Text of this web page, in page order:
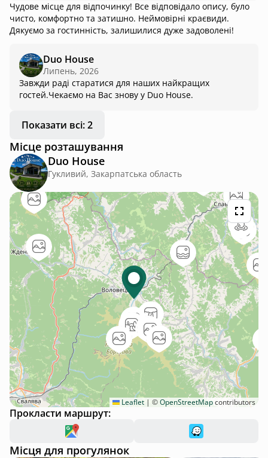
Чудове місце для відпочинку! Все відповідало опису, було
чисто, комфортно та затишно. Неймовірні краєвиди.
Дякуємо за гостинність, залишилися дуже задоволені!
Duo House
Липень, 2026
Завжди раді старатися для наших найкращих
гостей.Чекаємо на Вас знову у Duo House.
Показати всі: 2
Місце розташування
Duo House
Гукливий, Закарпатська область
Leaflet | ©OpenStreetMapcontributors
Прокласти маршрут:
Місця для прогулянок